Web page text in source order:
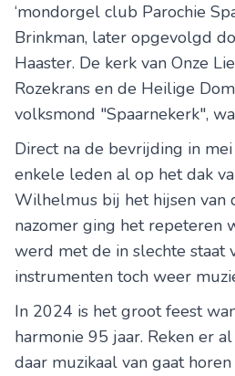
‘mondorgel club Parochie
Brinkman, later opgevolgd
Haaster. De kerk van Onze
Rozekrans en de Heilige
volksmond "Spaarnekerk",
Direct na de bevrijding in
enkele leden al op het dak
Wilhelmus bij het hijsen van
nazomer ging het repeteren
werd met de in slechte staat
instrumenten toch weer
In 2024 is het groot feest
harmonie 95 jaar. Reken er
daar muzikaal van gaat